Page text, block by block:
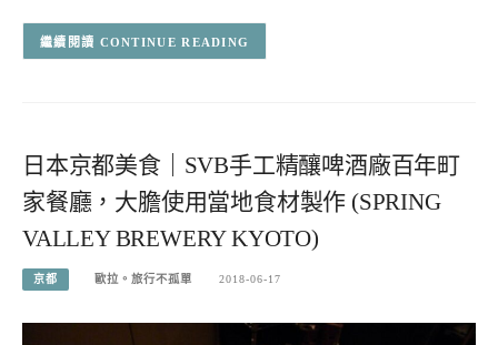
CONTINUE READING
日本京都美食｜SVB手工精釀啤酒廠百年町
家餐廳，大膽使用當地食材製作 (SPRING
VALLEY BREWERY KYOTO)
京都 歐拉。旅行不孤單 2018-06-17